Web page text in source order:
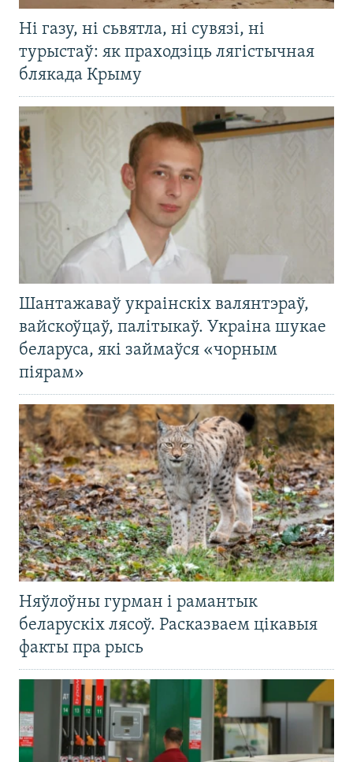
Ні газу, ні сьвятла, ні сувязі, ні
турыстаў: як праходзіць лягістычная
блякада Крыму
Шантажаваў украінскіх валянтэраў,
вайскоўцаў, палітыкаў. Украіна шукае
беларуса, які займаўся «чорным
піярам»
Няўлоўны гурман і рамантык
беларускіх лясоў. Расказваем цікавыя
факты пра рысь